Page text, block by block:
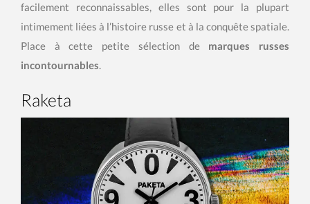
facilement reconnaissables, elles sont pour la plupart
intimement liées à l’histoire russe et à la conquête spatiale.
Place à cette petite sélection de marques russes
incontournables.
Raketa